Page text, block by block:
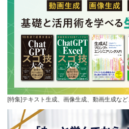
[特集]テキスト生成、画像生成、動画生成な